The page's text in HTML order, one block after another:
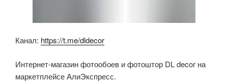
Канал: https://t.me/dldecor
Интернет-магазин фотообоев и фотоштор DL decor на
маркетплейсе АлиЭкспресс.